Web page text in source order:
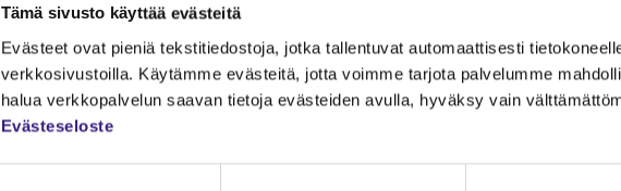
Tämä sivusto käyttää evästeitä
Evästeet ovat pieniä tekstitiedostoja, jotka tallentuvat automaattisesti
verkkosivustoilla. Käytämme evästeitä, jotta voimme tarjota palvelumme
halua verkkopalvelun saavan tietoja evästeiden avulla, hyväksy vain
Evästeseloste